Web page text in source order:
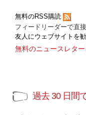
無料のRSS購読
フィードリーダーで直接
友人にウェブサイトを
無料のニュースレタ
過去 30 日間